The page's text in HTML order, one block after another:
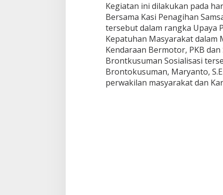
Kegiatan ini dilakukan pada
Bersama Kasi Penagihan
tersebut dalam rangka Upaya
Kepatuhan Masyarakat dalam
Kendaraan Bermotor, PKB
Brontkusuman Sosialisasi
Brontokusuman, Maryanto,
perwakilan masyarakat dan